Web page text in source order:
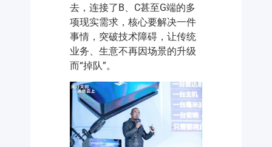
去，连接了B、C甚至G端的多
项现实需求，核心要解决一件
事情，突破技术障碍，让传统
业务、生意不再因场景的升级
而“掉队”。